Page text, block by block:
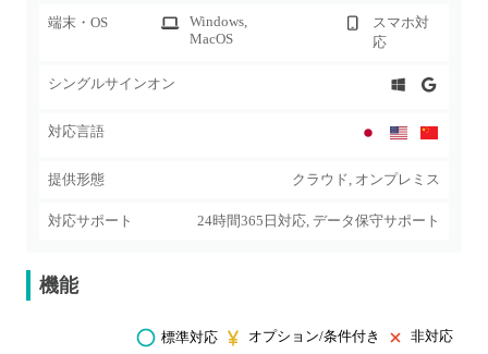
端末・OS Windows,
MacOS
スマホ対
応
シングルサインオン
対応言語
提供形態 クラウド, オンプレミス
対応サポート 24時間365日対応, データ保守サポート
機能
標準対応 オプション/条件付き 非対応